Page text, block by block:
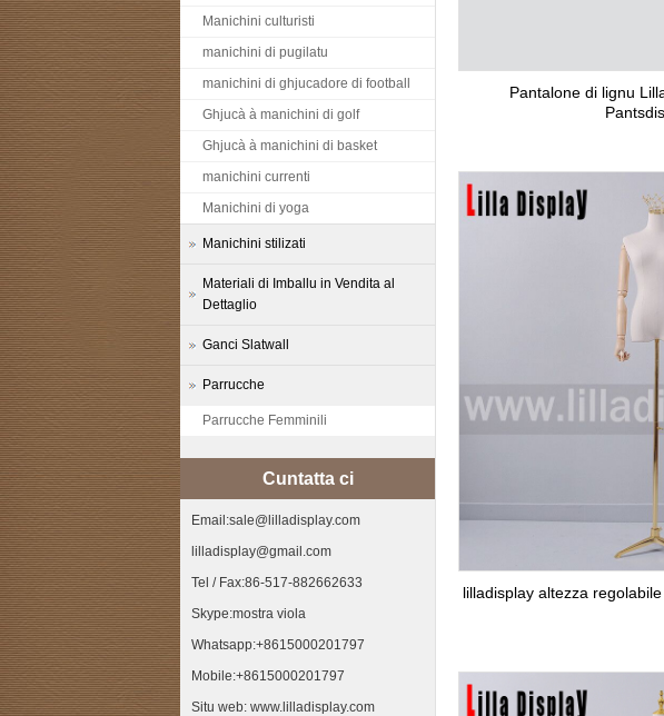
Pantalone di lignu
lilladisplay altezza
Manichini culturisti
manichini di pugilatu
manichini di ghjucadore di football
Ghjucà à manichini di golf
Ghjucà à manichini di basket
manichini currenti
Manichini di yoga
Manichini stilizati
Materiali di Imballu in Vendita al
Dettaglio
Ganci Slatwall
Parrucche
Parrucche Femminili
Cuntatta ci
Email:sale@lilladisplay.com
lilladisplay@gmail.com
Tel / Fax:86-517-882662633
Skype:mostra viola
Whatsapp:+8615000201797
Mobile:+8615000201797
Situ web: www.lilladisplay.com